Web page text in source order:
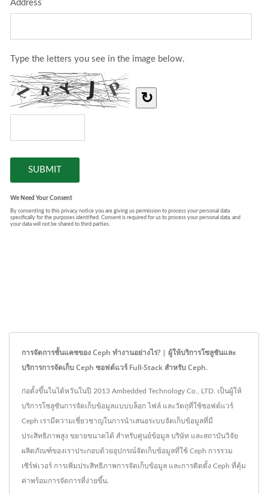
การจัดการชั้นแคชของ Ceph ทำงานอย่างไร? | ผู้ให้บริการโซลูชันและ
บริการการจัดเก็บ Ceph ซอฟต์แวร์ Full-Stack สำหรับ Ceph.
ก่อตั้งขึ้นในไต้หวันในปี 2013 Ambedded Technology Co., LTD. เป็นผู้ให้
บริการโซลูชันการจัดเก็บข้อมูลแบบบล็อก ไฟล์ และวัตถุที่ใช้ซอฟต์แวร์
Ceph เรามีความเชี่ยวชาญในการนำเสนอระบบจัดเก็บข้อมูลที่มี
ประสิทธิภาพสูง ขยายขนาดได้ สำหรับศูนย์ข้อมูล บริษัท และสถาบันวิจัย
ผลิตภัณฑ์ของเราประกอบด้วยอุปกรณ์จัดเก็บข้อมูลที่ใช้ Ceph การรวม
เซิร์ฟเวอร์ การเพิ่มประสิทธิภาพการจัดเก็บข้อมูล และการติดตั้ง Ceph ที่คุ้ม
ค่าพร้อมการจัดการที่ง่ายขึ้น.